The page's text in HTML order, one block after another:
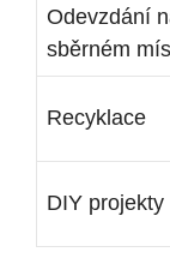
Odevzdání
sběrném
Recyklace
DIY projekty